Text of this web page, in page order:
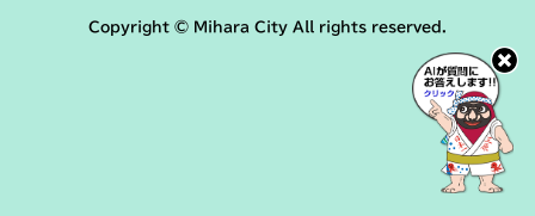
Copyright © Mihara City All rights reserved.